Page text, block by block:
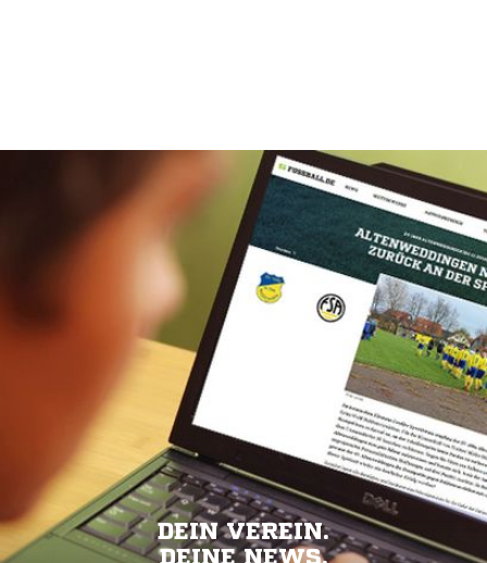
DEIN VEREIN.
DEINE NEWS.